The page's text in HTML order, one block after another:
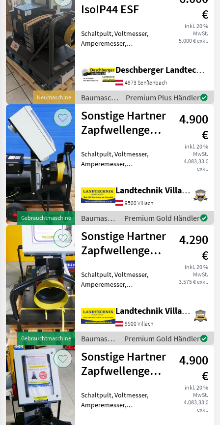
Neumaschine
IsoIP44 ESF
€
inkl. 20 %
MwSt.
5.000 € exkl.
Schaltpult, Voltmesser,
Amperemesser,
59L IsoIP44 ESF -
Lagerabverkauf - 64 kVA -
51, 2 kW - Langsamläufer
mit 1500 U/min - S
Deschberger Landtechnik GmbH
4973 Senftenbach
Baumaschinen
/ Daru
Premium Plus Händler
Gebrauchtmaschine
Sonstige Hartner
Zapfwellengenerator
4.900
€
inkl. 20 %
MwSt.
4.083,33 €
exkl.
Schaltpult, Voltmesser,
Amperemesser,
kVA, mind.
Traktorzapfwellenleistung
75 PS, Langsamläufer 1.500
Umdrehungen pro Minut
Landtechnik Villach GmbH
9500 Villach
Baumaschinen
/ Sonstige
Premium Gold Händler
Gebrauchtmaschine
Sonstige Hartner
Zapfwellengenerator
4.290
€
inkl. 20 %
MwSt.
3.575 € exkl.
Schaltpult, Voltmesser,
Amperemesser,
kVA, mind.
Traktorzapfwellenleistung
25 PS, Langsamläufer 1.500
Umdrehungen pro Minut
Landtechnik Villach GmbH
9500 Villach
Baumaschinen
/ Sonstige
Premium Gold Händler
Sonstige Hartner
Zapfwellengenerator
4.900
€
inkl. 20 %
MwSt.
4.083,33 €
exkl.
Schaltpult, Voltmesser,
Amperemesser,